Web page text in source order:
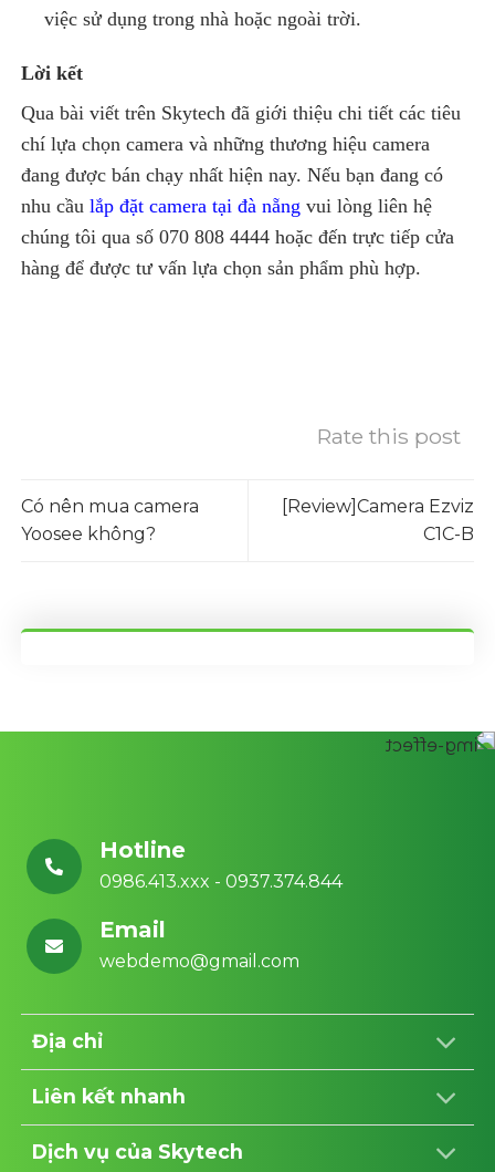
việc sử dụng trong nhà hoặc ngoài trời.
Lời kết
Qua bài viết trên Skytech đã giới thiệu chi tiết các tiêu
chí lựa chọn camera và những thương hiệu camera
đang được bán chạy nhất hiện nay. Nếu bạn đang có
nhu cầulắp đặt camera tại đà nẵng vui lòng liên hệ
chúng tôi qua số 070 808 4444 hoặc đến trực tiếp cửa
hàng để được tư vấn lựa chọn sản phẩm phù hợp.
Rate this post
Có nên mua camera
Yoosee không?
[Review]Camera Ezviz
C1C-B
Hotline
0986.413.xxx - 0937.374.844
Email
webdemo@gmail.com
Địa chỉ
Liên kết nhanh
Dịch vụ của Skytech